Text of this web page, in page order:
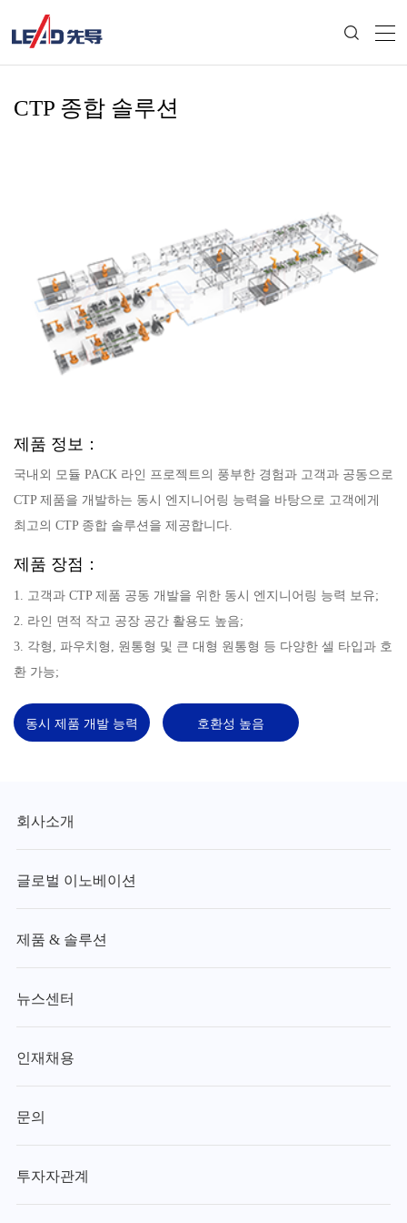
CTP 종합 솔루션
제품 정보：
국내외 모듈 PACK 라인 프로젝트의 풍부한 경험과 고객과 공동으로
CTP 제품을 개발하는 동시 엔지니어링 능력을 바탕으로 고객에게
최고의 CTP 종합 솔루션을 제공합니다.
제품 장점：
1. 고객과 CTP 제품 공동 개발을 위한 동시 엔지니어링 능력 보유;
2. 라인 면적 작고 공장 공간 활용도 높음;
3. 각형, 파우치형, 원통형 및 큰 대형 원통형 등 다양한 셀 타입과 호
환 가능;
동시 제품 개발 능력 호환성 높음
회사소개
글로벌 이노베이션
제품 & 솔루션
뉴스센터
인재채용
문의
투자자관계